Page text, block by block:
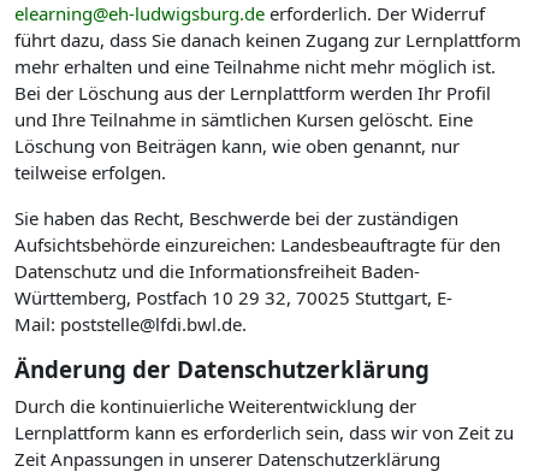
elearning@eh-ludwigsburg.de erforderlich. Der Widerruf
führt dazu, dass Sie danach keinen Zugang zur Lernplattform
mehr erhalten und eine Teilnahme nicht mehr möglich ist.
Bei der Löschung aus der Lernplattform werden Ihr Profil
und Ihre Teilnahme in sämtlichen Kursen gelöscht. Eine
Löschung von Beiträgen kann, wie oben genannt, nur
teilweise erfolgen.
Sie haben das Recht, Beschwerde bei der zuständigen
Aufsichtsbehörde einzureichen: Landesbeauftragte für den
Datenschutz und die Informationsfreiheit Baden-
Württemberg, Postfach 10 29 32, 70025 Stuttgart, E-
Mail: poststelle@lfdi.bwl.de.
Änderung der Datenschutzerklärung
Durch die kontinuierliche Weiterentwicklung der
Lernplattform kann es erforderlich sein, dass wir von Zeit zu
Zeit Anpassungen in unserer Datenschutzerklärung